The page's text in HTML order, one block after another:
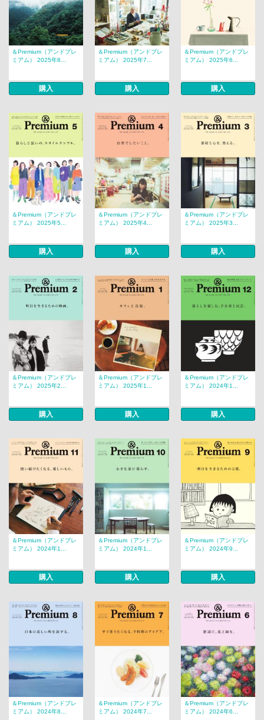
＆Premium（アンドプレ
ミアム） 2025年8...
購入
＆Premium（アンドプレ
ミアム） 2025年7...
購入
＆Premium（アンドプレ
ミアム） 2025年6...
購入
＆Premium（アンドプレ
ミアム） 2025年5...
購入
＆Premium（アンドプレ
ミアム） 2025年4...
購入
＆Premium（アンドプレ
ミアム） 2025年3...
購入
＆Premium（アンドプレ
ミアム） 2025年2...
購入
＆Premium（アンドプレ
ミアム） 2025年1...
購入
＆Premium（アンドプレ
ミアム） 2024年1...
購入
＆Premium（アンドプレ
ミアム） 2024年1...
購入
＆Premium（アンドプレ
ミアム） 2024年1...
購入
＆Premium（アンドプレ
ミアム） 2024年9...
購入
＆Premium（アンドプレ
ミアム） 2024年8...
＆Premium（アンドプレ
ミアム） 2024年7...
＆Premium（アンドプレ
ミアム） 2024年6...